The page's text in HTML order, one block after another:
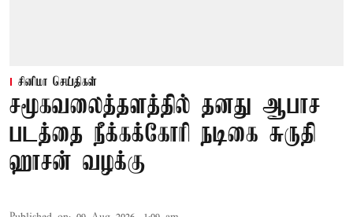
சினிமா செய்திகள்
சமூகவலைத்தளத்தில் தனது ஆபாச
படத்தை நீக்கக்கோரி நடிகை சுருதி
ஹாசன் வழக்கு